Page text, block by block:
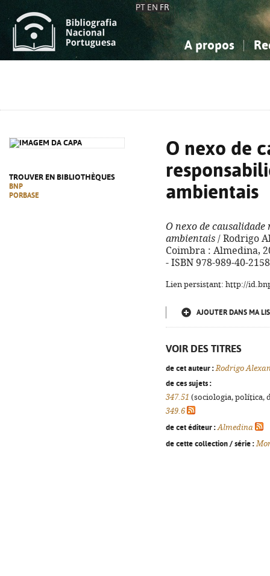
PT EN FR
A propos
TROUVER EN BIBLIOTHÈQUES
BNP
PORBASE
O nexo de
ambientais
O nexo de
ambientais / Rodrigo
Coimbra : Almedina,
- ISBN 978-989-40-
Lien persistant: http://
AJOUTER DANS MA
VOIR DES TITRES
de cet auteur : Rodrigo
de ces sujets :
347.51 (sociologia, política,
349.6
de cet éditeur : Almedina
de cette collection / série :